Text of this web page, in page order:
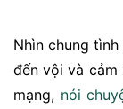
Nhìn chung
đến vội và cảm
mạng, nói